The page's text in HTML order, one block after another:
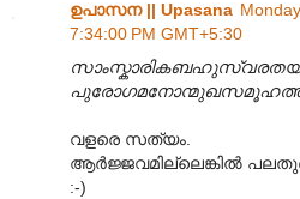
ഉപാസന || Upasana
7:34:00 PM GMT+5:30
വളരെ സത്യം.
ആര്‍ജ്ജവമില്ലെങ്കില്‍
:-)